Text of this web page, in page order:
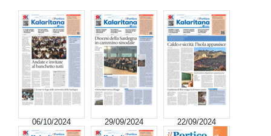
06/10/2024 29/09/2024 22/09/2024